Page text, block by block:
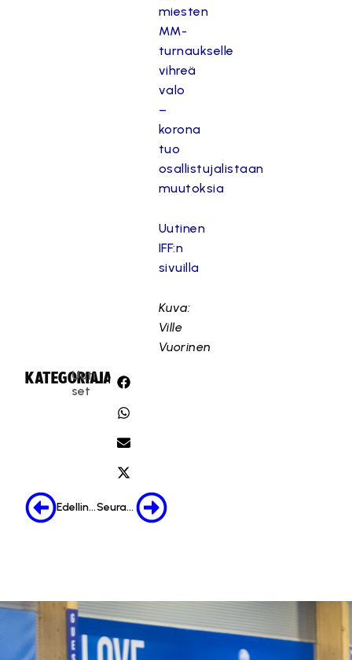
miesten
MM-
turnaukselle
vihreä
valo
–
korona
tuo
osallistujalistaan
muutoksia
Uutinen
IFF:n
sivuilla
Kuva:
Ville
Vuorinen
KATEGORIA:
Uuti
set
JAA:
Edellinen Seuraava